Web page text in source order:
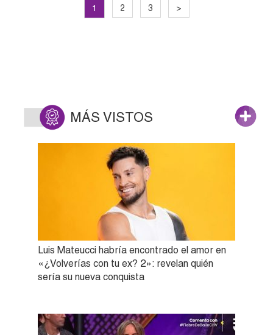
1 2 3 >
MÁS VISTOS
Luis Mateucci habría encontrado el amor en
«¿Volverías con tu ex? 2»: revelan quién
sería su nueva conquista